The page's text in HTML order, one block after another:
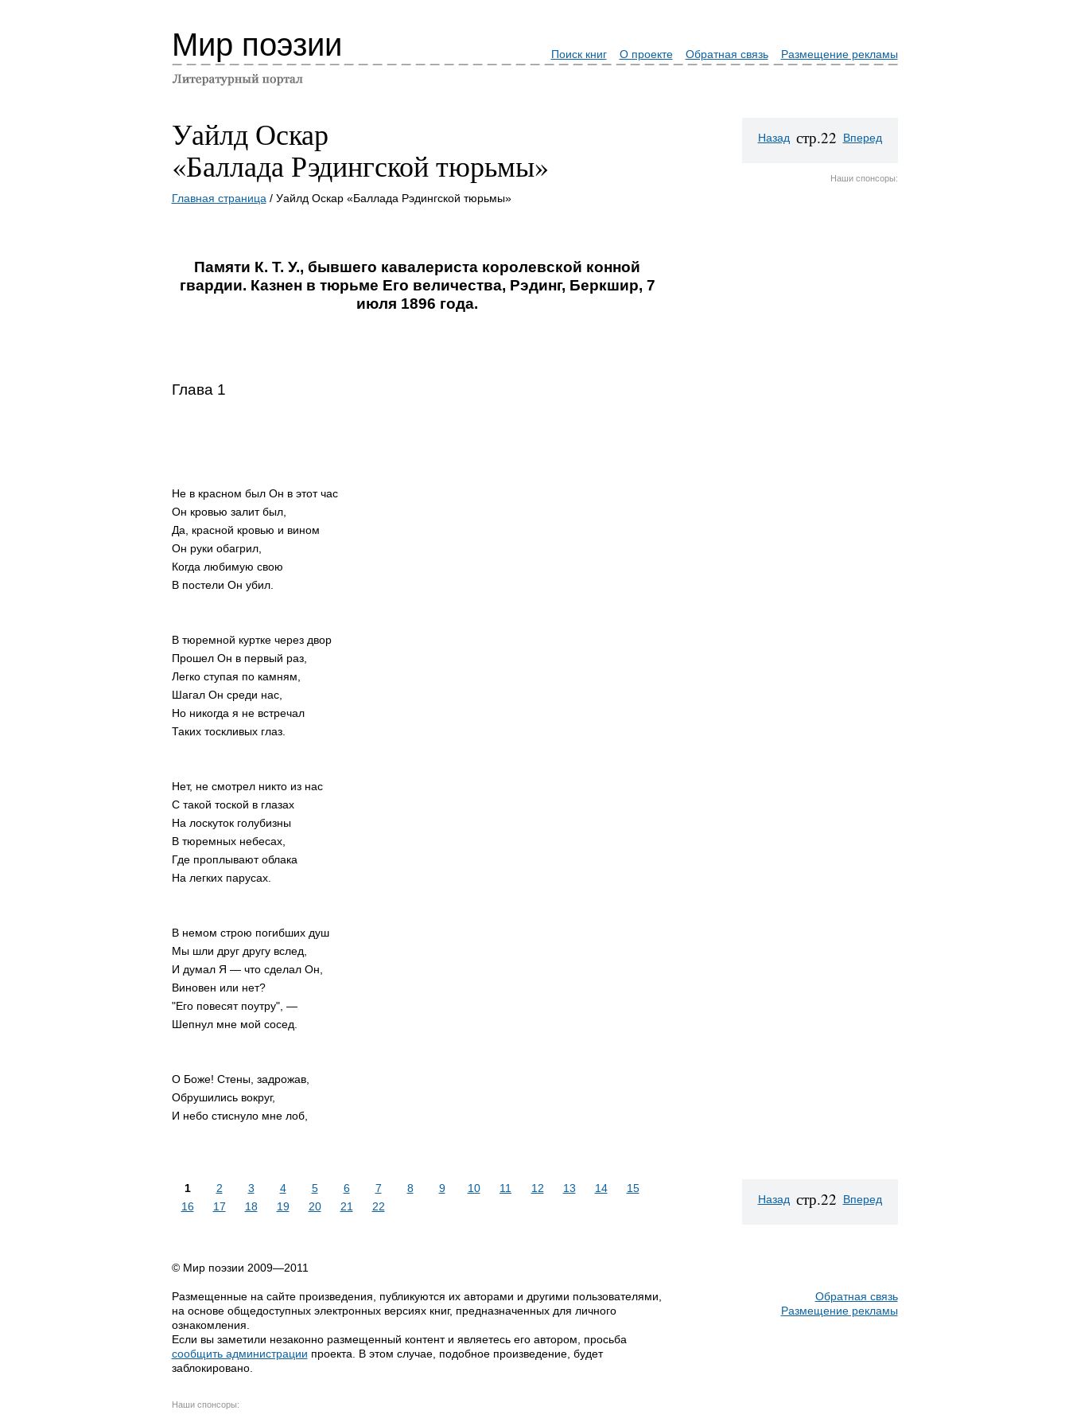
Мир поэзии Поиск книг О проекте Обратная связь Размещение рекламы
Уайлд Оскар
«Баллада Рэдингской тюрьмы»
Главная страница / Уайлд Оскар «Баллада Рэдингской тюрьмы»
Памяти К. Т. У., бывшего кавалериста королевской конной
гвардии. Казнен в тюрьме Его величества, Рэдинг, Беркшир, 7
июля 1896 года.
Глава 1
Не в красном был Он в этот час
Он кровью залит был,
Да, красной кровью и вином
Он руки обагрил,
Когда любимую свою
В постели Он убил.
В тюремной куртке через двор
Прошел Он в первый раз,
Легко ступая по камням,
Шагал Он среди нас,
Но никогда я не встречал
Таких тоскливых глаз.
Нет, не смотрел никто из нас
С такой тоской в глазах
На лоскуток голубизны
В тюремных небесах,
Где проплывают облака
На легких парусах.
В немом строю погибших душ
Мы шли друг другу вслед,
И думал Я — что сделал Он,
Виновен или нет?
"Его повесят поутру", —
Шепнул мне мой сосед.
О Боже! Стены, задрожав,
Обрушились вокруг,
И небо стиснуло мне лоб,
Назад стр.22 Вперед
Наши спонсоры:
1 2 3 4 5 6 7 8 9 10 11 12 13 14
15
16
17 18 19 20 21 22
Назад стр.22 Вперед
© Мир поэзии 2009—2011
Размещенные на сайте произведения, публикуются их авторами и другими пользователями,
на основе общедоступных электронных версиях книг, предназначенных для личного
ознакомления.
Если вы заметили незаконно размещенный контент и являетесь его автором, просьба
сообщить администрации проекта. В этом случае, подобное произведение, будет
заблокировано.
Наши спонсоры:
Обратная связь
Размещение рекламы